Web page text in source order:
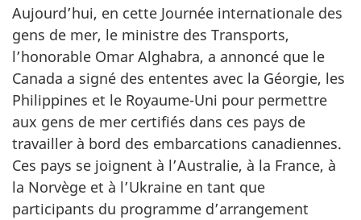
Aujourd’hui, en cette Journée internationale des
gens de mer, le ministre des Transports,
l’honorable Omar Alghabra, a annoncé que le
Canada a signé des ententes avec la Géorgie, les
Philippines et le Royaume-Uni pour permettre
aux gens de mer certifiés dans ces pays de
travailler à bord des embarcations canadiennes.
Ces pays se joignent à l’Australie, à la France, à
la Norvège et à l’Ukraine en tant que
participants du programme d’arrangement